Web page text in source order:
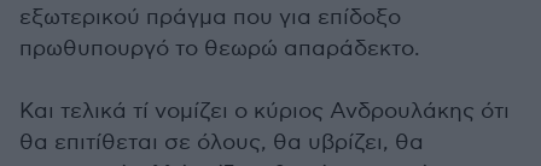
εξωτερικού πράγμα που για επίδοξο
πρωθυπουργό το θεωρώ απαράδεκτο.
Και τελικά τί νομίζει ο κύριος Ανδρουλάκης ότι
θα επιτίθεται σε όλους, θα υβρίζει, θα